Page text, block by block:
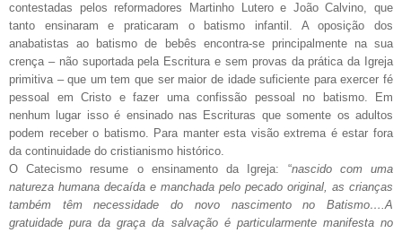
contestadas pelos reformadores Martinho Lutero e João Calvino, que
tanto ensinaram e praticaram o batismo infantil. A oposição dos
anabatistas ao batismo de bebês encontra-se principalmente na sua
crença – não suportada pela Escritura e sem provas da prática da Igreja
primitiva – que um tem que ser maior de idade suficiente para exercer fé
pessoal em Cristo e fazer uma confissão pessoal no batismo. Em
nenhum lugar isso é ensinado nas Escrituras que somente os adultos
podem receber o batismo. Para manter esta visão extrema é estar fora
da continuidade do cristianismo histórico.
O Catecismo resume o ensinamento da Igreja: “nascido com uma
natureza humana decaída e manchada pelo pecado original, as crianças
também têm necessidade do novo nascimento no Batismo….A
gratuidade pura da graça da salvação é particularmente manifesta no